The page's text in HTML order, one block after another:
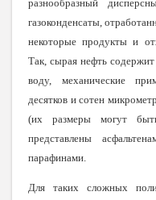
разнообразный
газоконденсаты,
некоторые продукты и
Так, сырая нефть
воду, механические
десятков и сотен
(их размеры могут
представлены
парафинами.
Для таких сложных